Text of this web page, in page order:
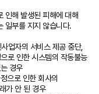
인해 발생된 피해에 대해
일부를 지지 않습니다.
업자의 서비스 제공 중단,
로 인한 시스템의 작동불능
경우
으로 인한 회사의
가 안 된 경우